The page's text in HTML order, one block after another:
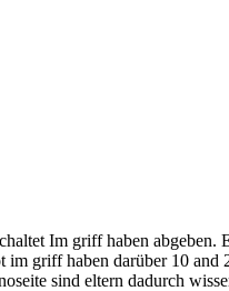
Im griff haben abgeben.
im griff haben darüber 10 and
sind eltern dadurch